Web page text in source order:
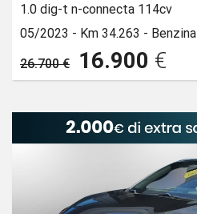
1.0 dig-t n-connecta 114cv
05/2023 - Km 34.263 - Benzina
26.700 €
16.900 €